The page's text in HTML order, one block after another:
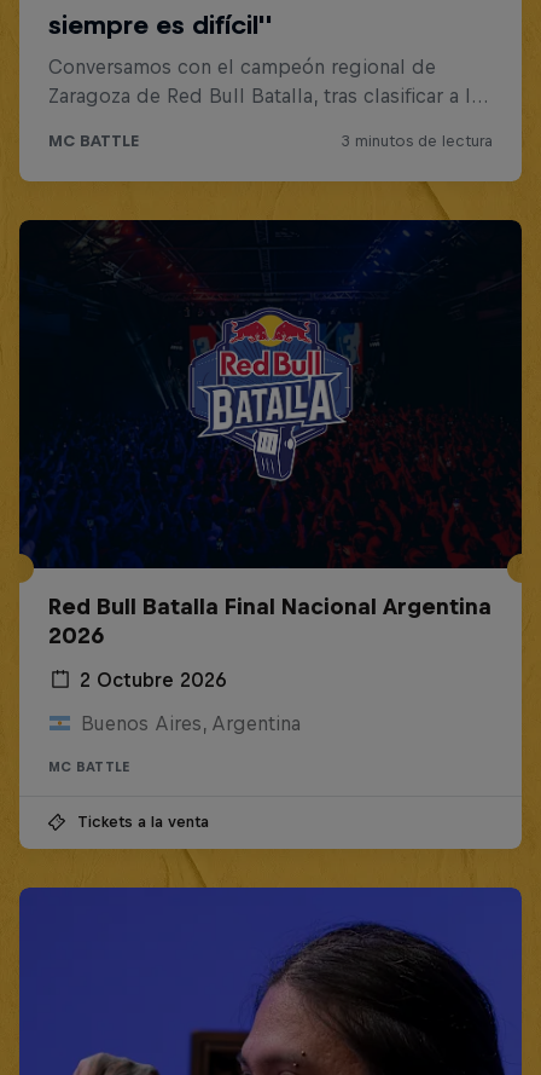
Red Bull Batalla Final Nacional Argentina
2026
2 Octubre 2026
Buenos Aires, Argentina
MC BATTLE
Tickets a la venta